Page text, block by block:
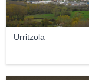
Urritzola